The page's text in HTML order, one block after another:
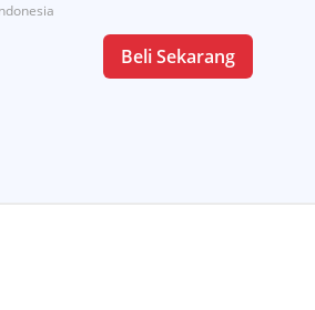
Beli Sekarang